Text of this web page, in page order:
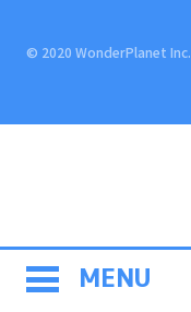
MENU
© 2020 WonderPlanet Inc.